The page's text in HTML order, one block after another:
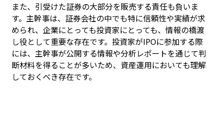
また、引受けた証券の大部分を販売する責任も負いま
す。主幹事は、証券会社の中でも特に信頼性や実績が求
められ、企業にとっても投資家にとっても、情報の橋渡
し役として重要な存在です。投資家がIPOに参加する際
には、主幹事が公開する情報や分析レポートを通じて判
断材料を得ることが多いため、資産運用においても理解
しておくべき存在です。